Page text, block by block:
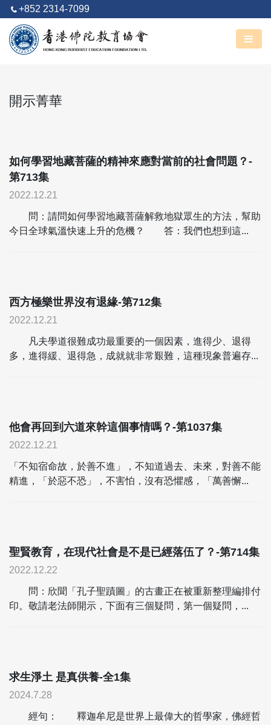
+852 2314-7099
丙午馬年 六月廿五
開示菁華
如何學習地藏菩薩的精神來應對當前的社會問題？-
第713集
2022.12.21
問：請問如何學習地藏菩薩解救地獄眾生的方法，幫助
今日全球氣溫快速上升的危機？ 答：我們也想到這...
西方極樂世界沒有退緣-第712集
2022.12.21
凡夫學道很難成功最重要的一個因素，進得少、退得
多，進得緩、退得急，成就就非常艱難，這種現象普遍存...
他會再回到六道來幹這個事情嗎？-第1037集
2022.12.21
「不知宿命故，於善不進」，不知道過去、未來，對善不能
精進，「於惡不恐」，不害怕，沒有恐懼感，「萬善懈...
聖賢教育，在現代社會是不是已經落伍了？-第714集
2022.12.22
問：欣聞「孔子聖蹟圖」的古畫正在被重新整理編排付
印。敬請老法師開示，下面有三個疑問，第一個疑問，...
求生淨土 是真供養-全1集
2024.7.28
經句： 釋迦牟尼是世界上最偉大的哲學家，佛經哲